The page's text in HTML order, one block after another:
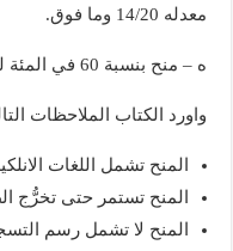
معدله 14/20 وما فوق.
ه – منح بنسبة 60 في المئة لكل الطالبات والطلاب.
واورد الكتاب الملاحظات
المنح تشمل اللغات
المنح تستمر حتى تخرُّج
المنح لا تشمل رسم